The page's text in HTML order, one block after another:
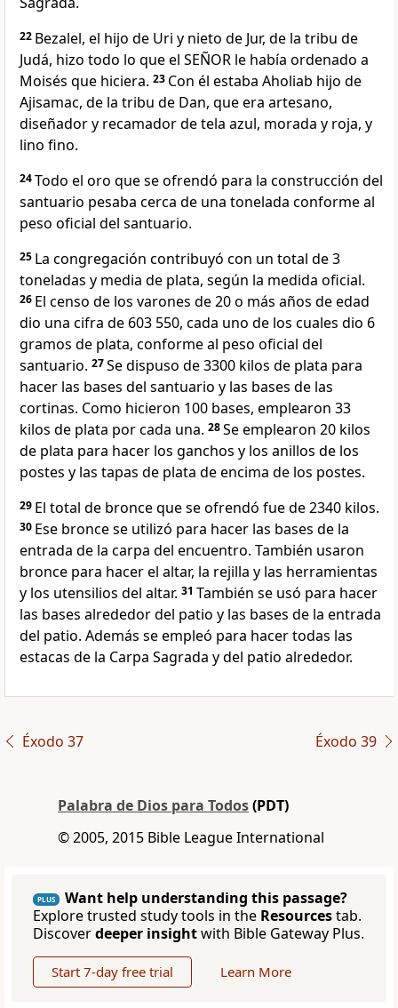
22 Bezalel, el hijo de Uri y nieto de Jur, de la tribu de
Judá, hizo todo lo que el SEÑOR le había ordenado a
Moisés que hiciera. 23 Con él estaba Aholiab hijo de
Ajisamac, de la tribu de Dan, que era artesano,
diseñador y recamador de tela azul, morada y roja, y
lino fino.
24Todo el oro que se ofrendó para la construcción del
santuario pesaba cerca de una tonelada conforme al
peso oficial del santuario.
25 La congregación contribuyó con un total de 3
toneladas y media de plata, según la medida oficial.
26 El censo de los varones de 20 o más años de edad
dio una cifra de 603 550, cada uno de los cuales dio 6
gramos de plata, conforme al peso oficial del
santuario. 27Se dispuso de 3300 kilos de plata para
hacer las bases del santuario y las bases de las
cortinas. Como hicieron 100 bases, emplearon 33
kilos de plata por cada una. 28Se emplearon 20 kilos
de plata para hacer los ganchos y los anillos de los
postes y las tapas de plata de encima de los postes.
29 El total de bronce que se ofrendó fue de 2340 kilos.
30 Ese bronce se utilizó para hacer las bases de la
entrada de la carpa del encuentro. También usaron
bronce para hacer el altar, la rejilla y las herramientas
y los utensilios del altar. 31 También se usó para hacer
las bases alrededor del patio y las bases de la entrada
del patio. Además se empleó para hacer todas las
estacas de la Carpa Sagrada y del patio alrededor.
Éxodo 37 Éxodo 39
Palabra de Dios para Todos(PDT)
© 2005, 2015 Bible League International
PLUS
Want help understanding this passage?
Explore trusted study tools in the Resourcestab.
Discoverdeeper insightwith Bible Gateway Plus.
Start 7-day free trial Learn More